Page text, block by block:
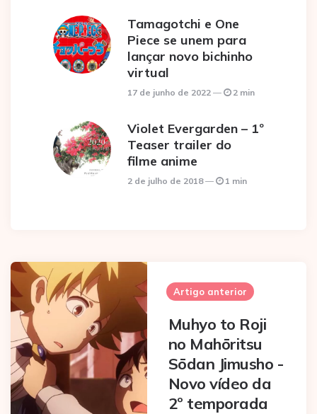
Tamagotchi e One
Piece se unem para
lançar novo bichinho
virtual
17 de junho de 2022 2 min
Violet Evergarden – 1º
Teaser trailer do
filme anime
2 de julho de 2018 1 min
Post
navigation
Artigo anterior
Muhyo to Roji
no Mahōritsu
Sōdan Jimusho -
Novo vídeo da
2º temporada